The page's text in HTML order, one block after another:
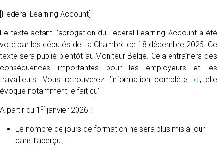
[Federal Learning Account]
Le texte actant l’abrogation du Federal Learning Account a été
voté par les députés de La Chambre ce 18 décembre 2025. Ce
texte sera publié bientôt au Moniteur Belge. Cela entraînera des
conséquences importantes pour les employeurs et les
travailleurs. Vous retrouverez l’information complète ici, elle
évoque notamment le fait qu’ :
A partir du 1 er janvier 2026 :
Le nombre de jours de formation ne sera plus mis à jour
dans l’aperçu ;